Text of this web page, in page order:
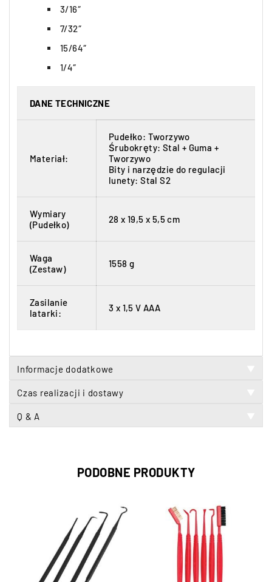
3/16″
7/32″
15/64″
1/4″
DANE TECHNICZNE
Materiał:
Pudełko: Tworzywo
Śrubokręty: Stal + Guma +
Tworzywo
Bity i narzędzie do regulacji
lunety: Stal S2
Wymiary
(Pudełko)
28 x 19,5 x 5,5 cm
Waga
(Zestaw)
1558 g
Zasilanie
latarki:
3 x 1,5 V AAA
Informacje dodatkowe
Czas realizacji i dostawy
Q & A
PODOBNE PRODUKTY